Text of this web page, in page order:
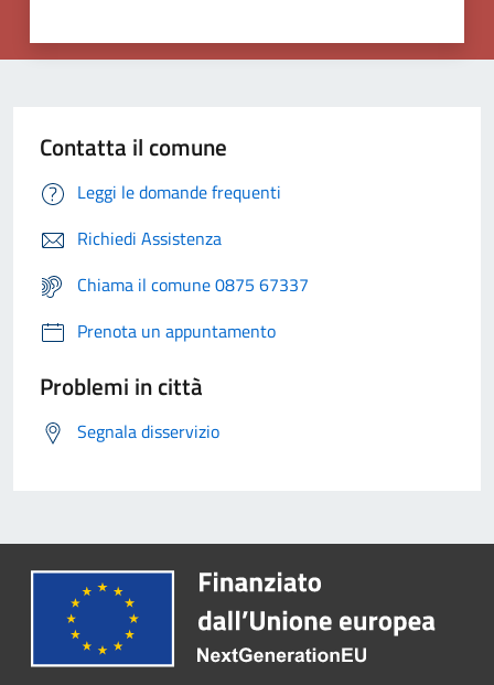
Contatta il comune
Leggi le domande frequenti
Richiedi Assistenza
Chiama il comune 0875 67337
Prenota un appuntamento
Problemi in città
Segnala disservizio